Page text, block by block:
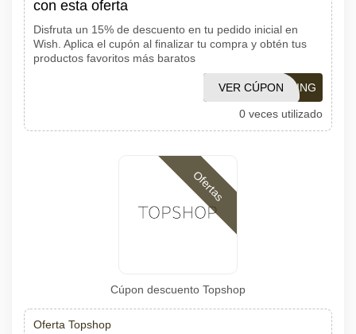
con esta oferta
Disfruta un 15% de descuento en tu pedido inicial en
Wish. Aplica el cupón al finalizar tu compra y obtén tus
productos favoritos más baratos
WISHSHOPPING
VER CÚPON
0 veces utilizado
Ofertas
Cúpon descuento Topshop
Oferta Topshop